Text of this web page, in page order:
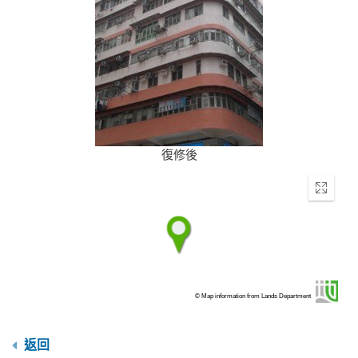
復修後
Enter
© Map information from Lands Department
返回